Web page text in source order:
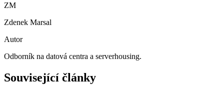
ZM
Zdenek Marsal
Autor
Odborník na datová centra a serverhousing.
Související články